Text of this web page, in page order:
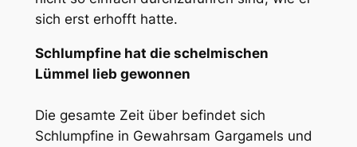
sich erst erhofft hatte.
Schlumpfine hat die schelmischen
Lümmel lieb gewonnen
Die gesamte Zeit über befindet sich
Schlumpfine in Gewahrsam Gargamels und